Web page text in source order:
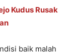
Kudus Rusak
baik malah